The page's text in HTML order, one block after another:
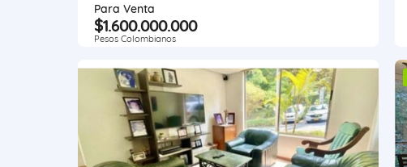
Para Venta
$1.600.000.000
Pesos Colombianos